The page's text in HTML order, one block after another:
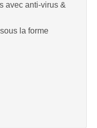
avec anti-virus &
la forme